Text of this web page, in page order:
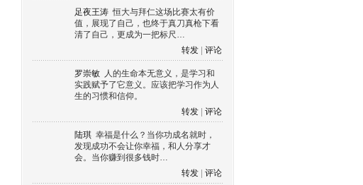
足夜王涛 恒大与拜仁这场比赛太有价
值，展现了自己，也终于真刀真枪下看
清了自己，更成为一把标尺…
转发
评论
罗崇敏 人的生命本无意义，是学习和
实践赋予了它意义。应该把学习作为人
生的习惯和信仰。
转发
评论
陆琪 幸福是什么？当你功成名就时，
发现成功不会让你幸福，和人分享才
会。当你赚到很多钱时…
转发
评论